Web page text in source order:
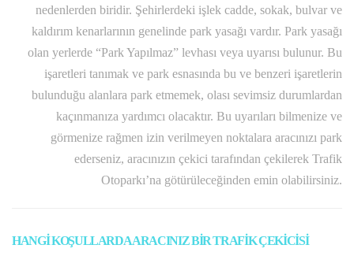
nedenlerden biridir. Şehirlerdeki işlek cadde, sokak, bulvar ve
kaldırım kenarlarının genelinde park yasağı vardır. Park yasağı
olan yerlerde “Park Yapılmaz” levhası veya uyarısı bulunur. Bu
işaretleri tanımak ve park esnasında bu ve benzeri işaretlerin
bulunduğu alanlara park etmemek, olası sevimsiz durumlardan
kaçınmanıza yardımcı olacaktır. Bu uyarıları bilmenize ve
görmenize rağmen izin verilmeyen noktalara aracınızı park
ederseniz, aracınızın çekici tarafından çekilerek Trafik
Otoparkı’na götürüleceğinden emin olabilirsiniz.
HANGİ KOŞULLARDA ARACINIZ BİR TRAFİK ÇEKİCİSİ